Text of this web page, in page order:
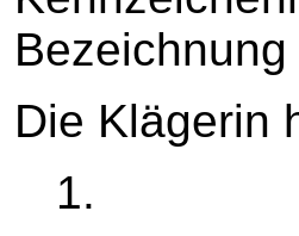
Die Klägerin
1.